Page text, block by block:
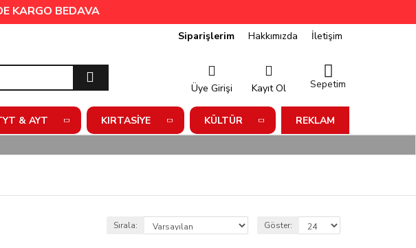
KARGO BEDAVA
Siparişlerim Hakkımızda İletişim
Üye Girişi Kayıt Ol Sepetim
& AYT KIRTASIYE KÜLTÜR REKLAM
Sırala: Göster: